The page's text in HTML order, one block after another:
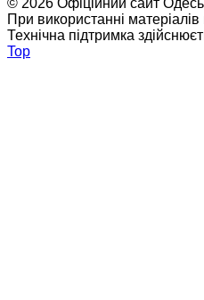
© 2026 Офіційний сайт
При використанні
Технічна підтримка
Top